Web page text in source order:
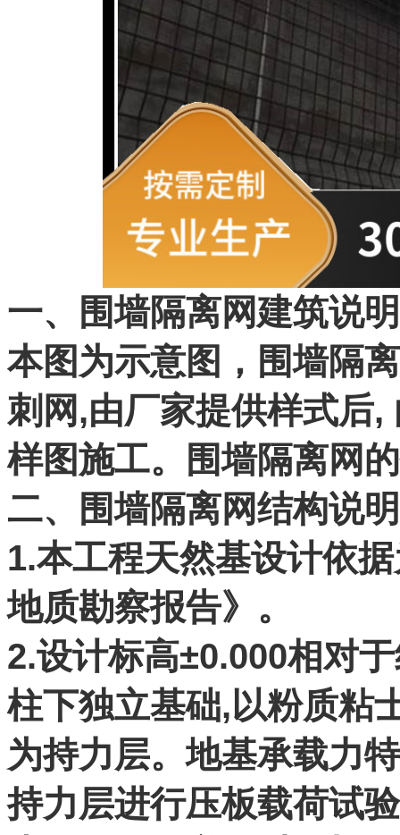
一、围墙隔离网建筑说
本图为示意图，围墙隔
刺网,由厂家提供样式后
样图施工。围墙隔离网
二、围墙隔离网结构说
1.本工程天然基设计依
地质勘察报告》。
2.设计标高±0.000相对
柱下独立基础,以粉质粘
为持力层。地基承载力
持力层进行压板载荷试